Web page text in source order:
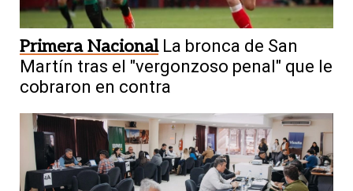
Primera Nacional La bronca de San
Martín tras el "vergonzoso penal" que le
cobraron en contra